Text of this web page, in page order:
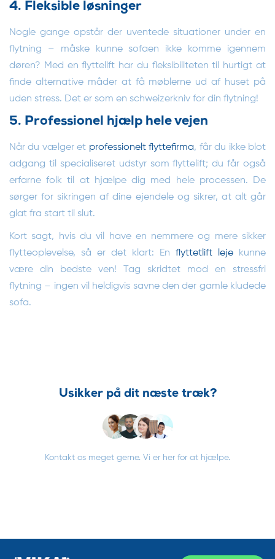
4. Fleksible løsninger
Nogle gange opstår der uventede situationer under en
flytning – måske kunne sofaen ikke komme igennem
døren? Med en flyttelift har du fleksibiliteten til hurtigt at
finde alternative måder at få møblerne ud af huset på
uden stress. Det er som en schweizerkniv for din flytning!
5. Professionel hjælp hele vejen
Når du vælger et professionelt flyttefirma, får du ikke blot
adgang til specialiseret udstyr som flyttelift; du får også
erfarne folk til at hjælpe dig med hele processen. De
sørger for sikringen af dine ejendele og sikrer, at alt går
glat fra start til slut.
Kort sagt, hvis du vil have en nemmere og mere sikker
flytteoplevelse, så er det klart: En flyttetlift leje kunne
være din bedste ven! Tag skridtet mod en stressfri
flytning – ingen vil heldigvis savne den der gamle kludede
sofa.
Usikker på dit næste træk?
Kontakt os meget gerne. Vi er her for at hjælpe.